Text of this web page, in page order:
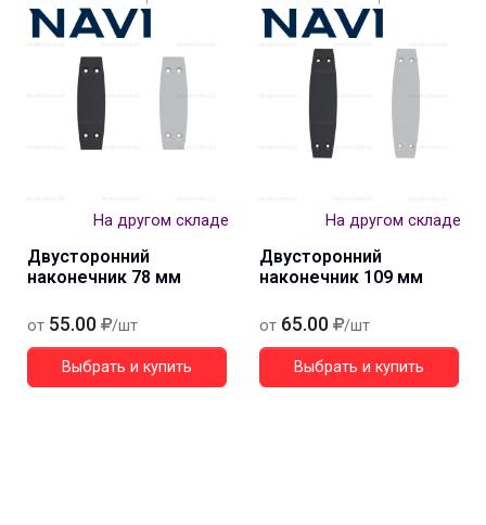
На другом складе
Двусторонний
наконечник 78 мм
от 55.00 /шт
Выбрать и купить
На другом складе
Двусторонний
наконечник 109 мм
от 65.00 /шт
Выбрать и купить